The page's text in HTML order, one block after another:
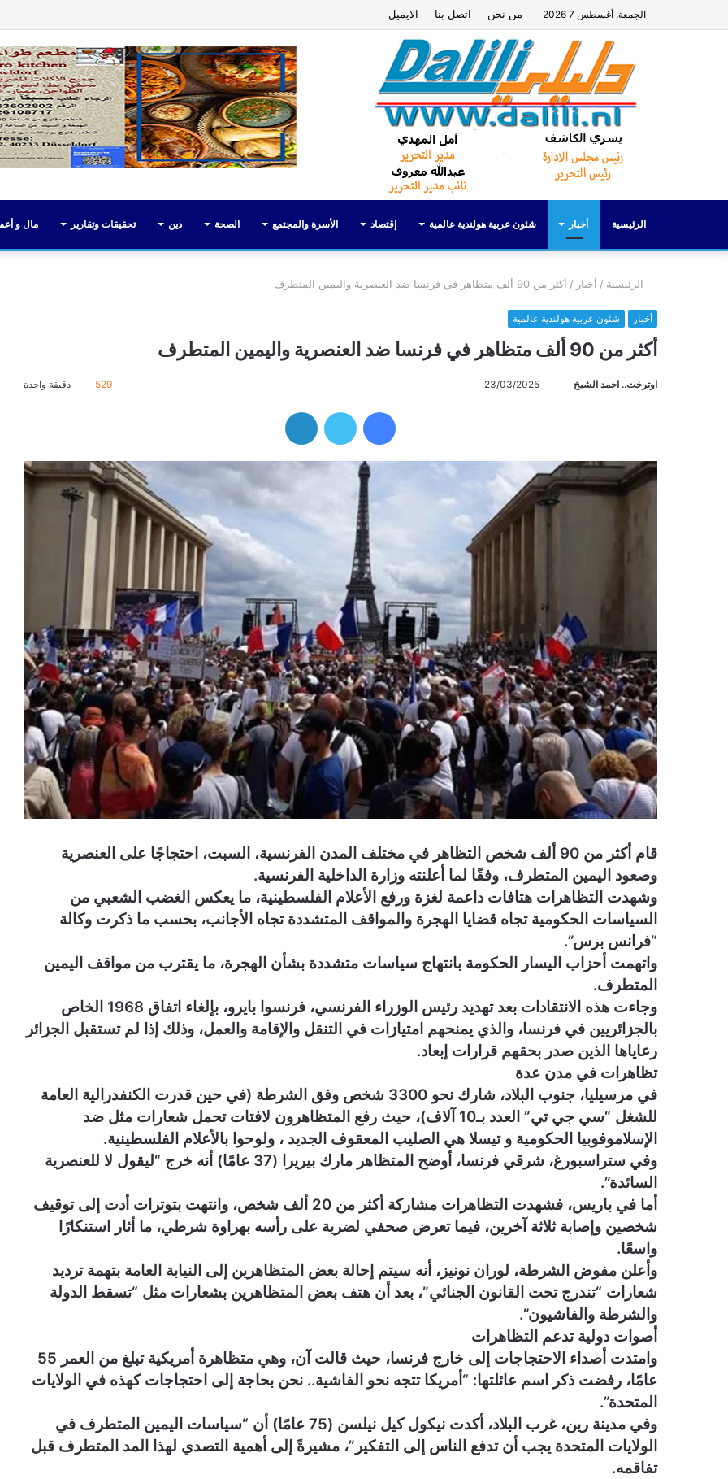
الجمعة, أغسطس 7 2026 من نحن اتصل بنا الايميل
الرئيسية أخبار شئون عربية هولندية عالمية إقتصاد الأسرة والمجتمع الصحة دين تحقيقات وتقارير مال و
الرئيسية / أخبار / أكثر من 90 ألف متظاهر في فرنسا ضد العنصرية واليمين المتطرف
أخبار شئون عربية هولندية عالمية
أكثر من 90 ألف متظاهر في فرنسا ضد العنصرية واليمين المتطرف
اوترخت.. احمد الشيخ
ب
ر
ي
ر
و
ن
ي
23/03/2025
529 دقيقة واحدة
قام أكثر من 90 ألف شخص التظاهر في مختلف المدن الفرنسية، السبت، احتجاجًا على العنصرية
وصعود اليمين المتطرف، وفقًا لما أعلنته وزارة الداخلية الفرنسية.
وشهدت التظاهرات هتافات داعمة لغزة ورفع الأعلام الفلسطينية، ما يعكس الغضب الشعبي من
السياسات الحكومية تجاه قضايا الهجرة والمواقف المتشددة تجاه الأجانب، بحسب ما ذكرت وكالة
“فرانس برس”.
واتهمت أحزاب اليسار الحكومة بانتهاج سياسات متشددة بشأن الهجرة، ما يقترب من مواقف اليمين
المتطرف.
وجاءت هذه الانتقادات بعد تهديد رئيس الوزراء الفرنسي، فرنسوا بايرو، بإلغاء اتفاق 1968 الخاص
بالجزائريين في فرنسا، والذي يمنحهم امتيازات في التنقل والإقامة والعمل، وذلك إذا لم تستقبل الجزائر
رعاياها الذين صدر بحقهم قرارات إبعاد.
تظاهرات في مدن عدة
في مرسيليا، جنوب البلاد، شارك نحو 3300 شخص وفق الشرطة (في حين قدرت الكنفدرالية العامة
للشغل “سي جي تي” العدد بـ10 آلاف)، حيث رفع المتظاهرون لافتات تحمل شعارات مثل ضد
الإسلاموفوبيا الحكومية و تيسلا هي الصليب المعقوف الجديد ، ولوحوا بالأعلام الفلسطينية.
وفي ستراسبورغ، شرقي فرنسا، أوضح المتظاهر مارك بيريرا (37 عامًا) أنه خرج “ليقول لا للعنصرية
السائدة”.
أما في باريس، فشهدت التظاهرات مشاركة أكثر من 20 ألف شخص، وانتهت بتوترات أدت إلى توقيف
شخصين وإصابة ثلاثة آخرين، فيما تعرض صحفي لضربة على رأسه بهراوة شرطي، ما أثار استنكارًا
واسعًا.
وأعلن مفوض الشرطة، لوران نونيز، أنه سيتم إحالة بعض المتظاهرين إلى النيابة العامة بتهمة ترديد
شعارات “تندرج تحت القانون الجنائي”، بعد أن هتف بعض المتظاهرين بشعارات مثل “تسقط الدولة
والشرطة والفاشيون”.
أصوات دولية تدعم التظاهرات
وامتدت أصداء الاحتجاجات إلى خارج فرنسا، حيث قالت آن، وهي متظاهرة أمريكية تبلغ من العمر 55
عامًا، رفضت ذكر اسم عائلتها: “أمريكا تتجه نحو الفاشية.. نحن بحاجة إلى احتجاجات كهذه في الولايات
المتحدة”.
وفي مدينة رين، غرب البلاد، أكدت نيكول كيل نيلسن (75 عامًا) أن “سياسات اليمين المتطرف في
الولايات المتحدة يجب أن تدفع الناس إلى التفكير”، مشيرةً إلى أهمية التصدي لهذا المد المتطرف قبل
تفاقمه.